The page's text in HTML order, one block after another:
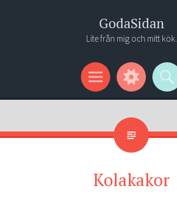
GodaSidan
Lite från mig och mitt kök.
Menu
Widgets
Search
Kolakakor